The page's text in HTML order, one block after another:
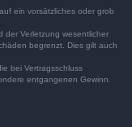
ein vorsätzliches oder grob
der Verletzung wesentlicher
begrenzt. Dies gilt auch
bei Vertragsschluss
entgangenen Gewinn.